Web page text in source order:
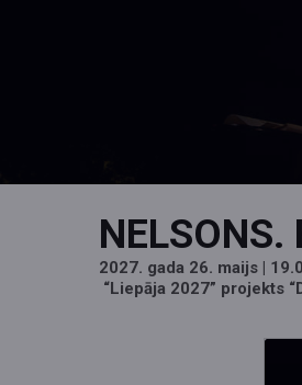
NELSONS.
2027. gada 26. maijs |
“Liepāja 2027” projekts